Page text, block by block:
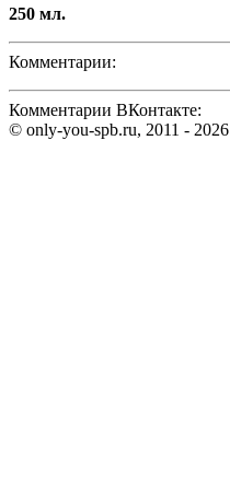
250 мл.
Комментарии:
Комментарии ВКонтакте:
© only-you-spb.ru, 2011 - 2026